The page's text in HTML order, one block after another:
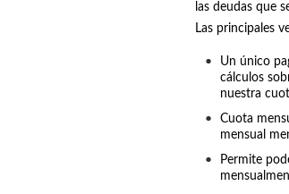
las deudas que
Las principales
Un único
cálculos
nuestra
Cuota
mensual
Permite